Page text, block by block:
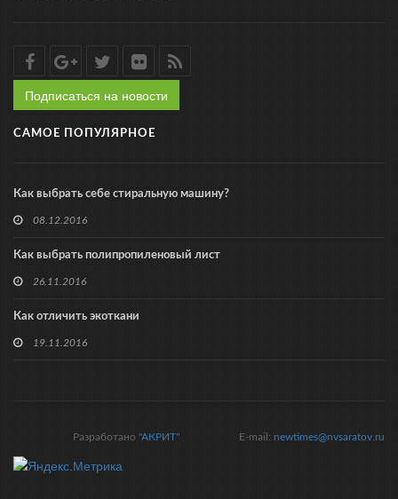
Подписаться на новости
САМОЕ ПОПУЛЯРНОЕ
Как выбрать себе стиральную машину?
08.12.2016
Как выбрать полипропиленовый лист
26.11.2016
Как отличить экоткани
19.11.2016
E-mail: newtimes@nvsaratov.ru
Разработано "АКРИТ"